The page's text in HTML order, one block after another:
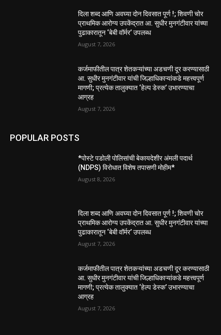
दिला शब्द आणि अवघ्या दोन दिवसात पूर्ण !; शिवणी चोर
प्राथमिक आरोग्य उपकेंद्रात आ. सुधीर मुनगंटीवार यांच्या
पुढाकारातून ‘बेबी वॉर्मर’ उपलब्ध
August 7, 2026
कर्जमाफीतील पात्र शेतकऱ्यांच्या अडचणी दूर करण्यासाठी
आ. सुधीर मुनगंटीवार यांची जिल्हाधिकाऱ्यांकडे महत्त्वपूर्ण
मागणी; प्रत्येक तालुक्यात ‘हेल्प डेस्क’ उभारण्याचा
आग्रह
August 7, 2026
POPULAR POSTS
*पोस्टे पडोली पोलिसांची बेकायदेशीर अंमली पदार्थ
(NDPS) विरोधात विशेष तपासणी मोहीम*
August 8, 2026
दिला शब्द आणि अवघ्या दोन दिवसात पूर्ण !; शिवणी चोर
प्राथमिक आरोग्य उपकेंद्रात आ. सुधीर मुनगंटीवार यांच्या
पुढाकारातून ‘बेबी वॉर्मर’ उपलब्ध
August 7, 2026
कर्जमाफीतील पात्र शेतकऱ्यांच्या अडचणी दूर करण्यासाठी
आ. सुधीर मुनगंटीवार यांची जिल्हाधिकाऱ्यांकडे महत्त्वपूर्ण
मागणी; प्रत्येक तालुक्यात ‘हेल्प डेस्क’ उभारण्याचा
आग्रह
August 7, 2026